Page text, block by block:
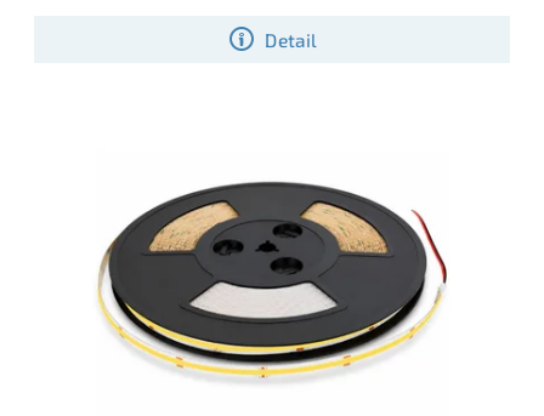
Detail
jednoduchšia montáž a menej kabeláže.